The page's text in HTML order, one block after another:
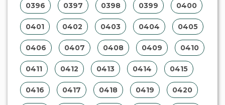
0396 0397 0398 0399 0400
0401 0402 0403 0404 0405
0406 0407 0408 0409 0410
0411 0412 0413 0414 0415
0416 0417 0418 0419 0420